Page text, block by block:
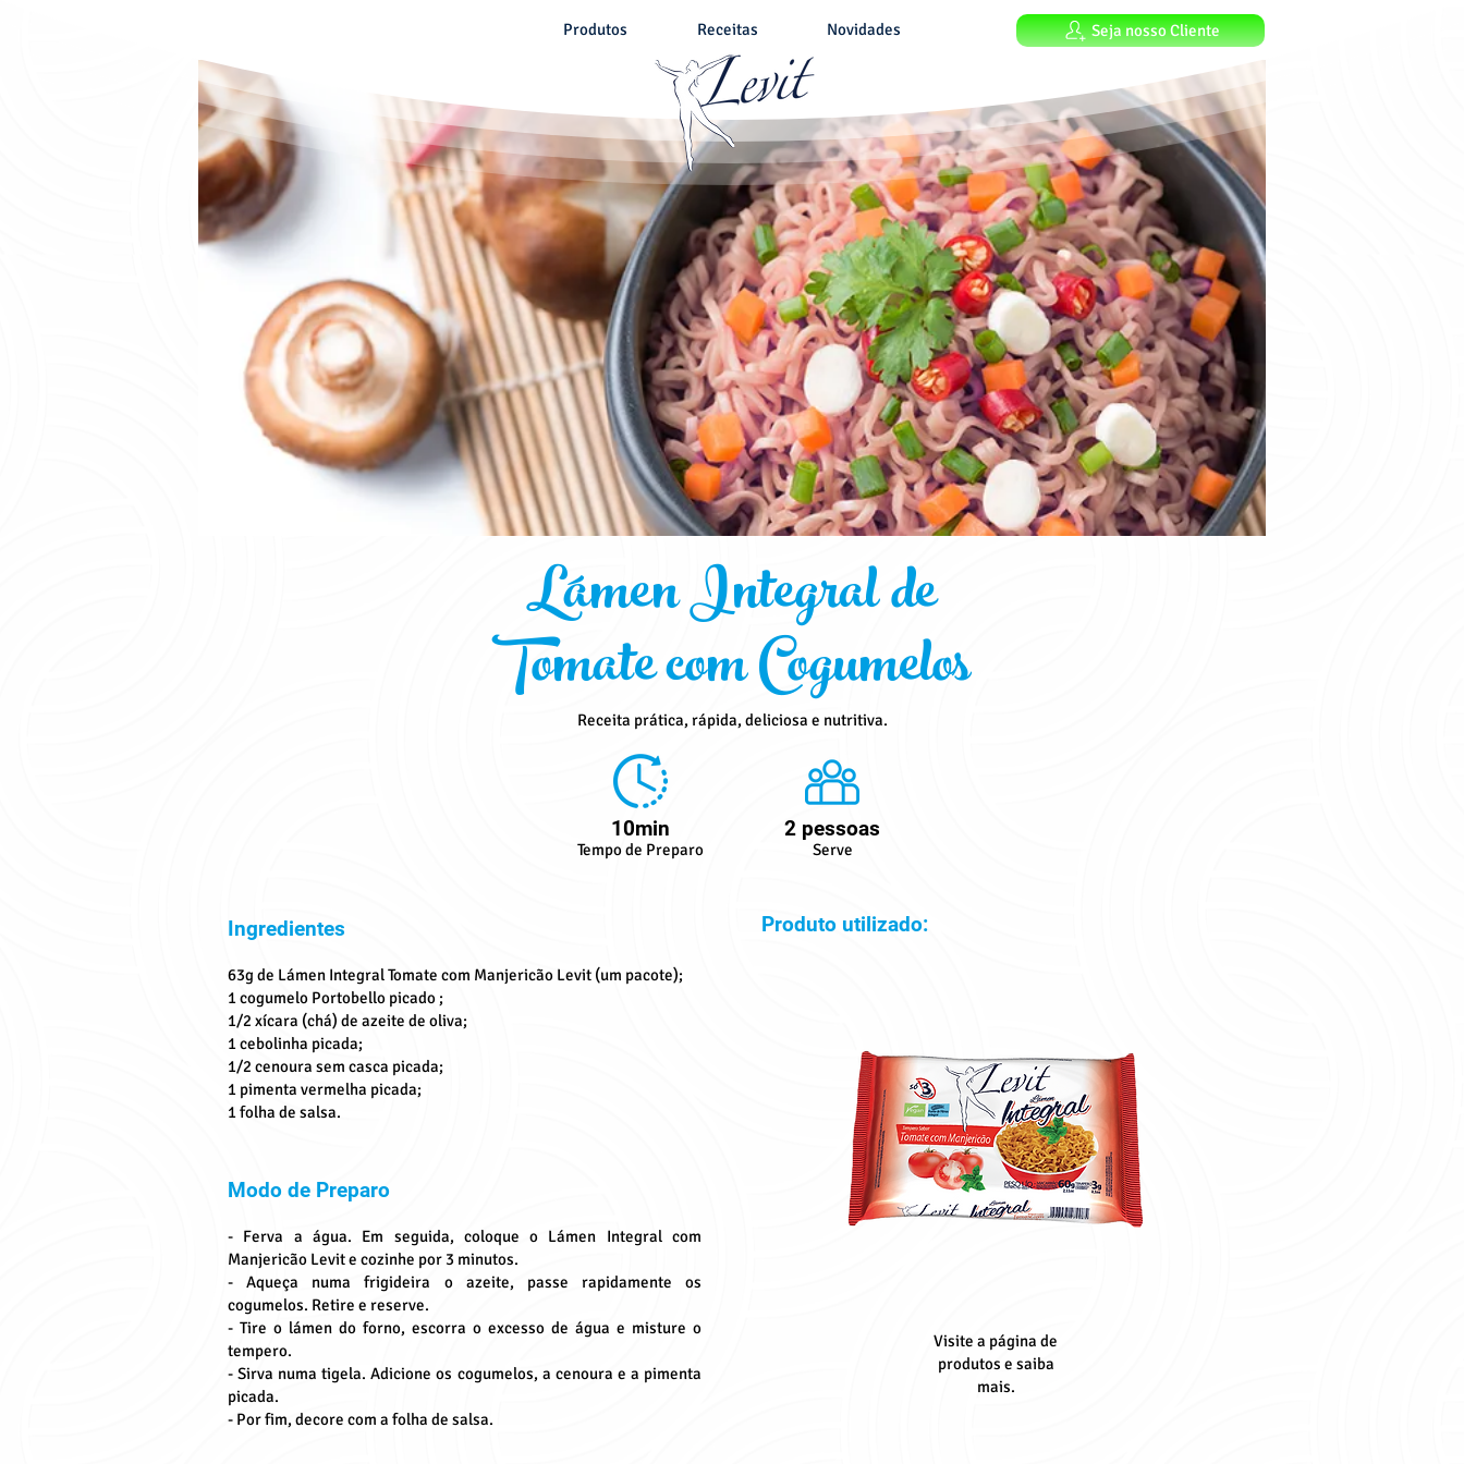
Produtos Receitas Novidades Seja nosso Cliente
Lámen Integral de
Tomate com Cogumelos
Receita prática, rápida, deliciosa e nutritiva.
10min
Tempo de Preparo
2 pessoas
Serve
Ingredientes
63g de Lámen Integral Tomate com Manjericão Levit (um pacote);
1 cogumelo Portobello picado ;
1/2 xícara (chá) de azeite de oliva;
1 cebolinha picada;
1/2 cenoura sem casca picada;
1 pimenta vermelha picada;
1 folha de salsa.
Modo de Preparo
- Ferva a água. Em seguida, coloque o Lámen Integral com
Manjericão Levit e cozinhe por 3 minutos.
- Aqueça numa frigideira o azeite, passe rapidamente os
cogumelos. Retire e reserve.
- Tire o lámen do forno, escorra o excesso de água e misture o
tempero.
- Sirva numa tigela. Adicione os cogumelos, a cenoura e a pimenta
picada.
- Por fim, decore com a folha de salsa.
Produto utilizado:
Visite a página de
produtos e saiba
mais.